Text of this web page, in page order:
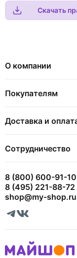
Скачать
О компании
Покупателям
Доставка и
Сотрудничество
8 (800) 600-91-10
8 (495) 221-88-72
shop@my-shop.ru